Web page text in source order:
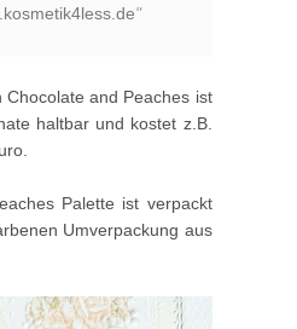
"
Chocolate and Peaches ist
haltbar und kostet z.B.
Palette ist verpackt
Umverpackung aus